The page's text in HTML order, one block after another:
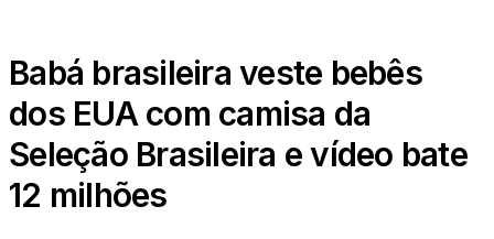
Babá brasileira veste bebês
dos EUA com camisa da
Seleção Brasileira e vídeo bate
12 milhões